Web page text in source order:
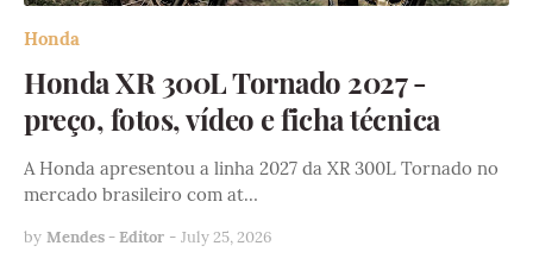
Honda
Honda XR 300L Tornado 2027 -
preço, fotos, vídeo e ficha técnica
A Honda apresentou a linha 2027 da XR 300L Tornado no
mercado brasileiro com at…
by Mendes - Editor - July 25, 2026